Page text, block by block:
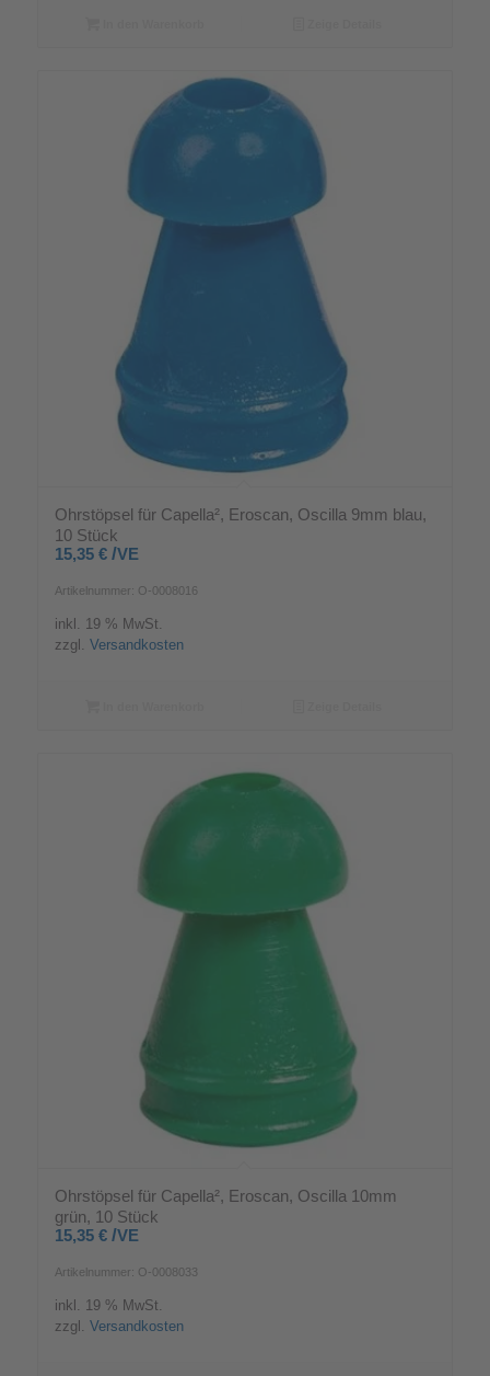
Ohrstöpsel für Capella², Eroscan, Oscilla 9mm blau,
10 Stück
15,35 € /VE
Artikelnummer: O-0008016
inkl. 19 % MwSt.
zzgl. Versandkosten
Ohrstöpsel für Capella², Eroscan, Oscilla 10mm
grün, 10 Stück
15,35 € /VE
Artikelnummer: O-0008033
inkl. 19 % MwSt.
zzgl. Versandkosten